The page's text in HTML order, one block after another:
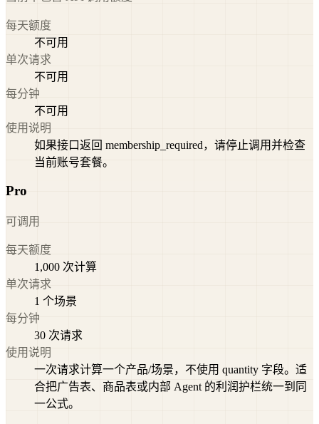
每天额度
不可用
单次请求
不可用
每分钟
不可用
使用说明
如果接口返回 membership_required，请停止调用并检查
当前账号套餐。
Pro
可调用
每天额度
1,000 次计算
单次请求
1 个场景
每分钟
30 次请求
使用说明
一次请求计算一个产品/场景，不使用 quantity 字段。适
合把广告表、商品表或内部 Agent 的利润护栏统一到同
一公式。